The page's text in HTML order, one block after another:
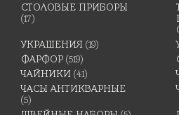
СТОЛОВЫЕ ПРИБОРЫ
(17)
УКРАШЕНИЯ (19)
ФАРФОР (519)
ЧАЙНИКИ (41)
ЧАСЫ АНТИКВАРНЫЕ
(5)